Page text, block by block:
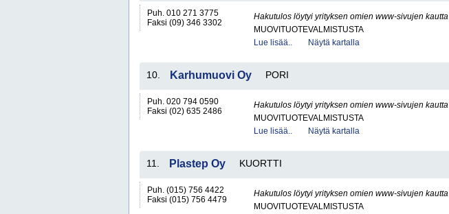
Puh. 010 271 3775
Faksi (09) 346 3302
Hakutulos löytyi yrityksen omien www-sivujen kautta
MUOVITUOTEVALMISTUSTA
Lue lisää..
Näytä kartalla
10. Karhumuovi Oy PORI
Puh. 020 794 0590
Faksi (02) 635 2486
Hakutulos löytyi yrityksen omien www-sivujen kautta
MUOVITUOTEVALMISTUSTA
Lue lisää..
Näytä kartalla
11. Plastep Oy KUORTTI
Puh. (015) 756 4422
Faksi (015) 756 4479
Hakutulos löytyi yrityksen omien www-sivujen kautta
MUOVITUOTEVALMISTUSTA